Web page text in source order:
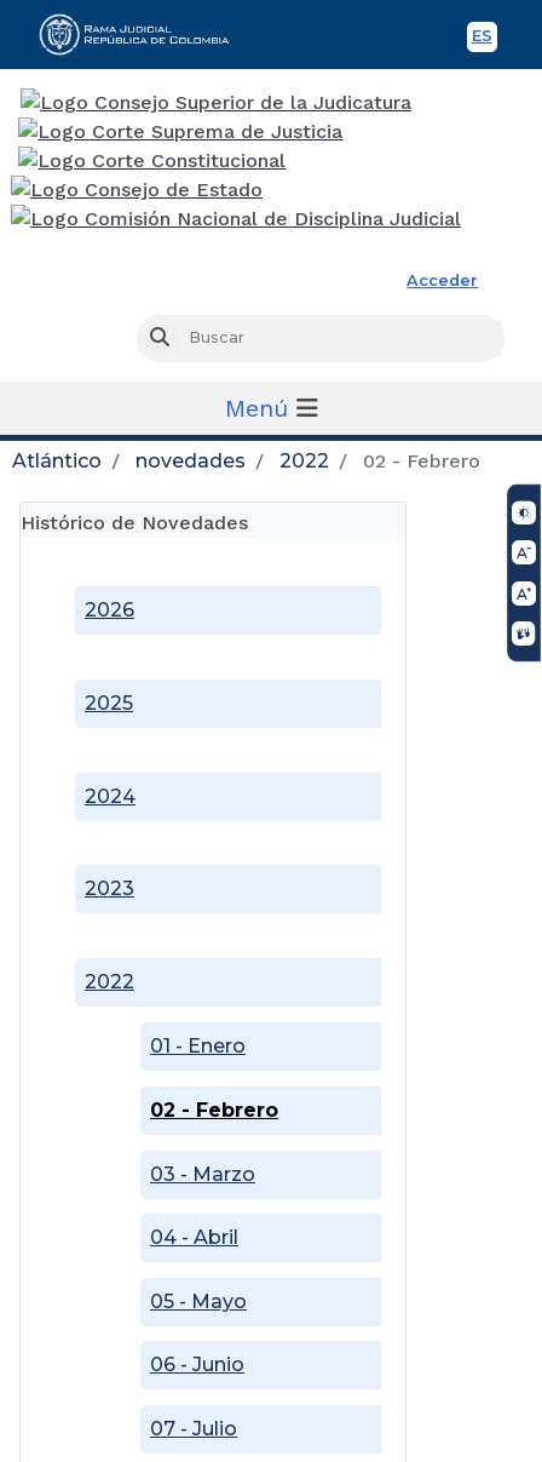
ES
Acceder
Buscar
Menú
Atlántico novedades 2022 02 - Febrero
Histórico de Novedades
2022
01 - Enero
02 - Febrero
03 - Marzo
04 - Abril
05 - Mayo
06 - Junio
07 - Julio
2023
2024
2025
2026